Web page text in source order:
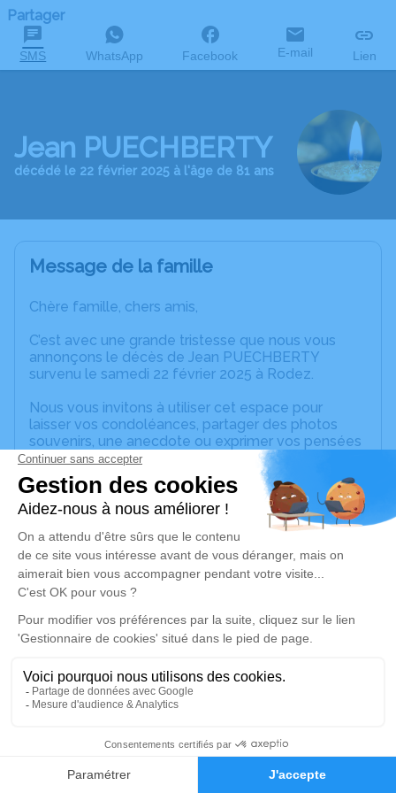
Faire-part Hommages
Partager
SMS WhatsApp Facebook E-mail Lien
Jean PUECHBERTY
décédé le 22 février 2025 à l'âge de 81 ans
Message de la famille
Chère famille, chers amis,
C’est avec une grande tristesse que nous vous
annonçons le décès de Jean PUECHBERTY
survenu le samedi 22 février 2025 à Rodez.
Nous vous invitons à utiliser cet espace pour
laisser vos condoléances, partager des photos
souvenirs, une anecdote ou exprimer vos pensées
à travers des poèmes ou des textes. Cet endroit
est un lieu d'expression dédié à honorer la
mémoire de Jean PUECHBERTY.
Un service de plantation d’arbre hommage est
disponible ici.
Cérémonie religieuse
mardi 25 février 2025 à 14h30
Église de Saint Remy
12200 Saint Remy
Je rends hommage